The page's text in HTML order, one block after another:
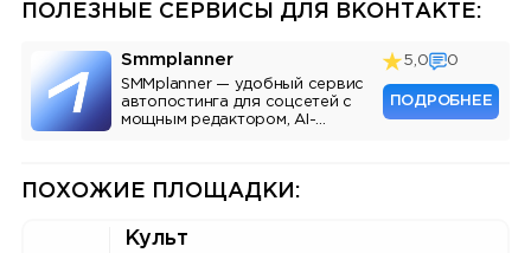
ПОЛЕЗНЫЕ СЕРВИСЫ ДЛЯ ВКОНТАКТЕ:
Smmplanner
SMMplanner — удобный сервис
автопостинга для соцсетей с
мощным редактором, AI-
5,0 0
ПОДРОБНЕЕ
ПОХОЖИЕ ПЛОЩАДКИ:
Культ